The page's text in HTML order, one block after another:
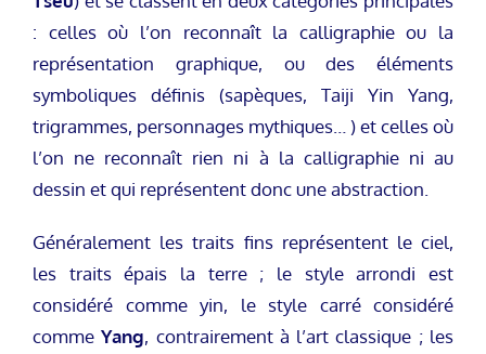
: celles où l’on reconnaît la calligraphie ou la
représentation graphique, ou des éléments
symboliques définis (sapèques, Taiji Yin Yang,
trigrammes, personnages mythiques… ) et celles où
l’on ne reconnaît rien ni à la calligraphie ni au
dessin et qui représentent donc une abstraction.
Généralement les traits fins représentent le ciel,
les traits épais la terre ; le style arrondi est
considéré comme yin, le style carré considéré
commeYang, contrairement à l’art classique ; les